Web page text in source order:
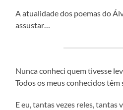
A atualidade dos poemas do
assustar…
Nunca conheci quem tivesse
Todos os meus conhecidos
E eu, tantas vezes reles, tantas